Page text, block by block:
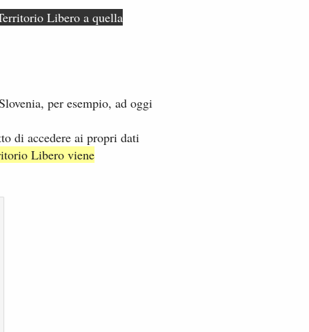
Libero a quella
per esempio, ad oggi
di accedere ai propri dati
Libero viene